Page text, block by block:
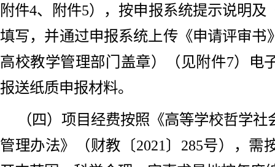
附件4、附件5），按申报系统提示说明及
填写，并通过申报系统上传《申请评审书
高校教学管理部门盖章）（见附件7）电
报送纸质申报材料。
（四）项目经费按照《高等学校哲学
管理办法》（财教〔2021〕285号），需